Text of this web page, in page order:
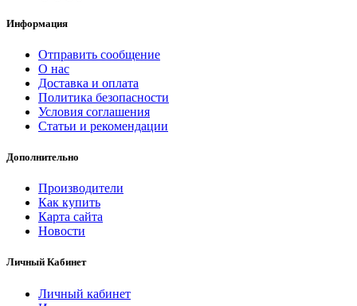
Информация
Отправить сообщение
О нас
Доставка и оплата
Политика безопасности
Условия соглашения
Статьи и рекомендации
Дополнительно
Производители
Как купить
Карта сайта
Новости
Личный Кабинет
Личный кабинет